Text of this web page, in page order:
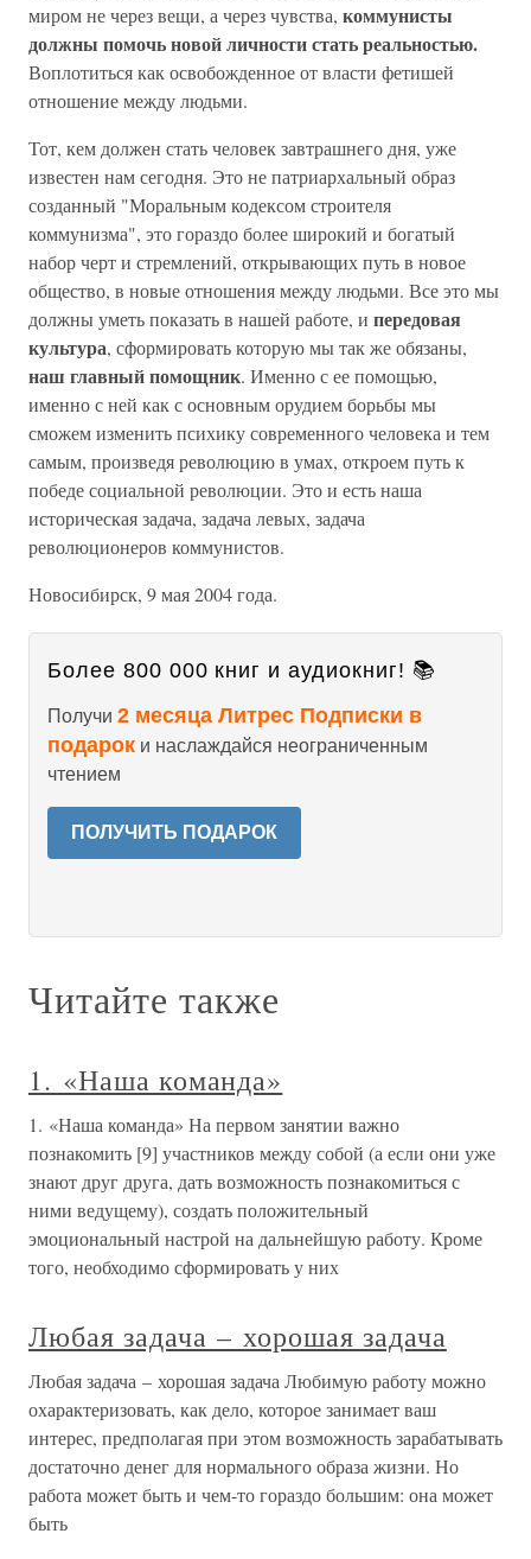
миром не через вещи, а через чувства, коммунисты
должны помочь новой личности стать реальностью.
Воплотиться как освобожденное от власти фетишей
отношение между людьми.
Тот, кем должен стать человек завтрашнего дня, уже
известен нам сегодня. Это не патриархальный образ
созданный "Моральным кодексом строителя
коммунизма", это гораздо более широкий и богатый
набор черт и стремлений, открывающих путь в новое
общество, в новые отношения между людьми. Все это мы
должны уметь показать в нашей работе, и передовая
культура, сформировать которую мы так же обязаны,
наш главный помощник. Именно с ее помощью,
именно с ней как с основным орудием борьбы мы
сможем изменить психику современного человека и тем
самым, произведя революцию в умах, откроем путь к
победе социальной революции. Это и есть наша
историческая задача, задача левых, задача
революционеров коммунистов.
Новосибирск, 9 мая 2004 года.
Более 800 000 книг и аудиокниг! 📚
Получи 2 месяца Литрес Подписки в
подарок и наслаждайся неограниченным
чтением
ПОЛУЧИТЬ ПОДАРОК
Читайте также
1. «Наша команда»
1. «Наша команда» На первом занятии важно
познакомить [9] участников между собой (а если они уже
знают друг друга, дать возможность познакомиться с
ними ведущему), создать положительный
эмоциональный настрой на дальнейшую работу. Кроме
того, необходимо сформировать у них
Любая задача – хорошая задача
Любая задача – хорошая задача Любимую работу можно
охарактеризовать, как дело, которое занимает ваш
интерес, предполагая при этом возможность зарабатывать
достаточно денег для нормального образа жизни. Но
работа может быть и чем-то гораздо большим: она может
быть